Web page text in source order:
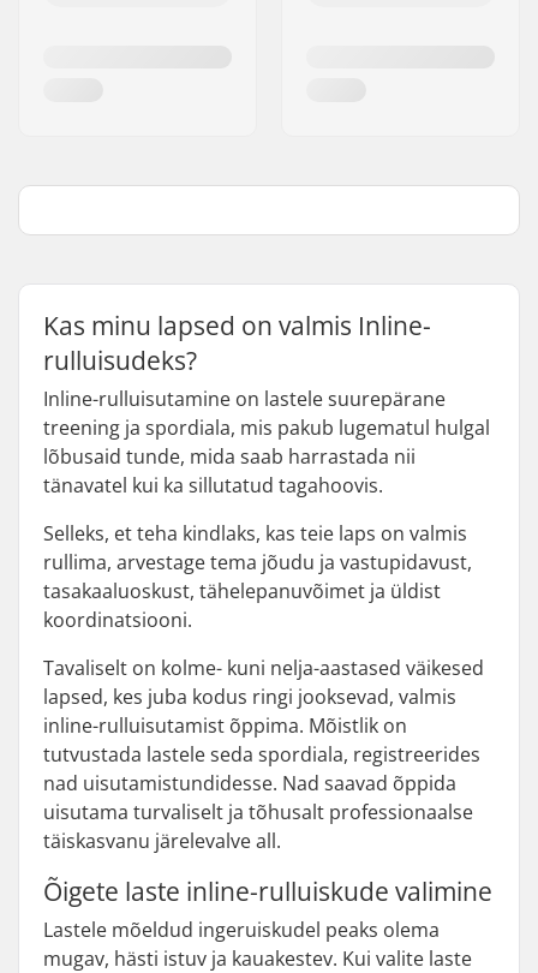
Kas minu lapsed on valmis Inline-
rulluisudeks?
Inline-rulluisutamine on lastele suurepärane
treening ja spordiala, mis pakub lugematul hulgal
lõbusaid tunde, mida saab harrastada nii
tänavatel kui ka sillutatud tagahoovis.
Selleks, et teha kindlaks, kas teie laps on valmis
rullima, arvestage tema jõudu ja vastupidavust,
tasakaaluoskust, tähelepanuvõimet ja üldist
koordinatsiooni.
Tavaliselt on kolme- kuni nelja-aastased väikesed
lapsed, kes juba kodus ringi jooksevad, valmis
inline-rulluisutamist õppima. Mõistlik on
tutvustada lastele seda spordiala, registreerides
nad uisutamistundidesse. Nad saavad õppida
uisutama turvaliselt ja tõhusalt professionaalse
täiskasvanu järelevalve all.
Õigete laste inline-rulluiskude valimine
Lastele mõeldud ingeruiskudel peaks olema
mugav, hästi istuv ja kauakestev. Kui valite laste